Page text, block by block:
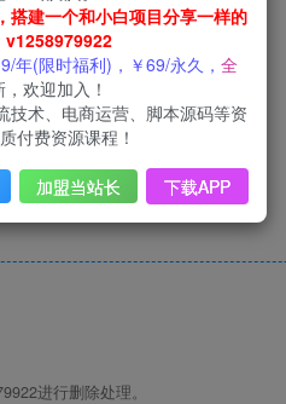
进行删除处理。
搭建一个和小白项目分享一样的
v1258979922
年(限时福利)，￥69/永久， 全
欢迎加入！
技术、电商运营、脚本源码等资
付费资源课程！
加盟当站长 下载APP